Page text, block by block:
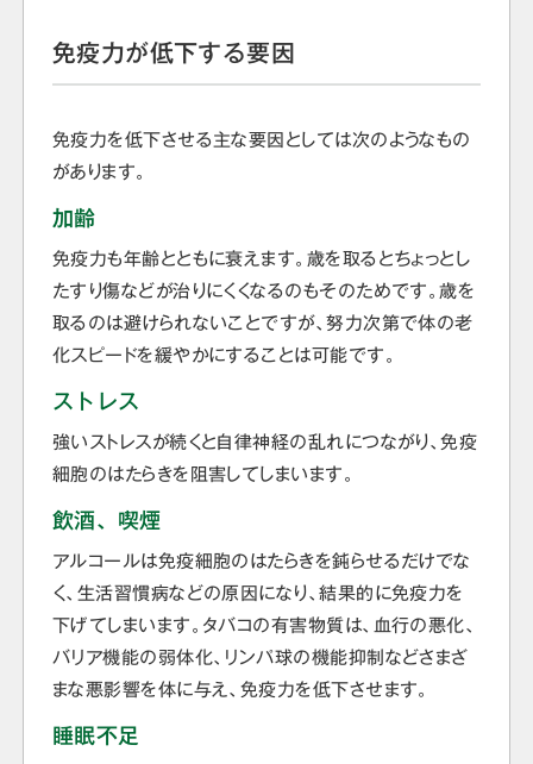
免疫力が低下する要因
免疫力を低下させる主な要因としては次のようなもの
があります。
加齢
免疫力も年齢とともに衰えます。歳を取るとちょっとし
たすり傷などが治りにくくなるのもそのためです。歳を
取るのは避けられないことですが、努力次第で体の老
化スピードを緩やかにすることは可能です。
ストレス
強いストレスが続くと自律神経の乱れにつながり、免疫
細胞のはたらきを阻害してしまいます。
飲酒、喫煙
アルコールは免疫細胞のはたらきを鈍らせるだけでな
く、生活習慣病などの原因になり、結果的に免疫力を
下げてしまいます。タバコの有害物質は、血行の悪化、
バリア機能の弱体化、リンパ球の機能抑制などさまざ
まな悪影響を体に与え、免疫力を低下させます。
睡眠不足